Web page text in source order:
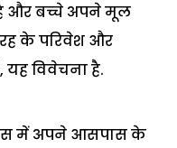
और बच्चे अपने मूल
के परिवेश और
यह विवेचना है.
उस में अपने आसपास के